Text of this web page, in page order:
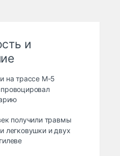
и
на трассе М-5
получили травмы
легковушки и двух